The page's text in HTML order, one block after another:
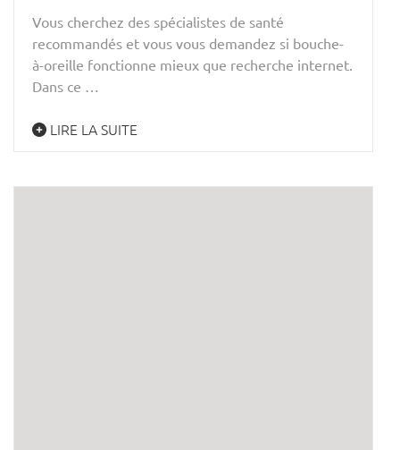
Vous cherchez des spécialistes de santé
recommandés et vous vous demandez si bouche-
à-oreille fonctionne mieux que recherche internet.
Dans ce …
LIRE LA SUITE